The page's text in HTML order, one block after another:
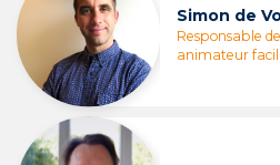
Simon de
Responsable
animateur